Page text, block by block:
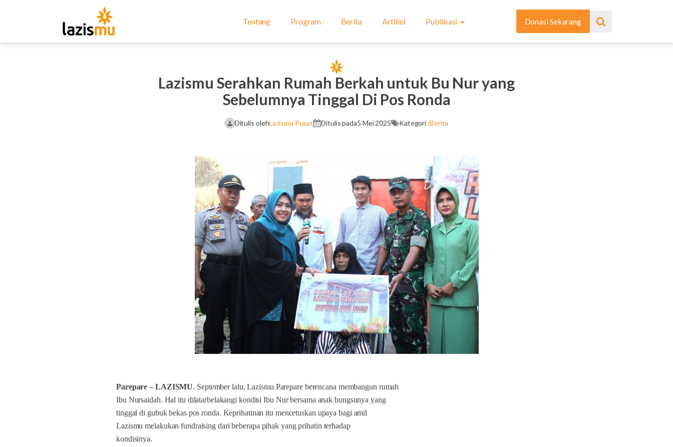
Tentang Program Berita Artikel Publikasi Donasi Sekarang
Lazismu Serahkan Rumah Berkah untuk Bu Nur yang
Sebelumnya Tinggal Di Pos Ronda
Ditulis olehLazismu Pusat Ditulis pada5 Mei 2025 Kategori :Berita
Parepare – LAZISMU. September lalu, Lazismu Parepare berencana membangun rumah
Ibu Nursaidah. Hal itu dilatarbelakangi kondisi Ibu Nur bersama anak bungsunya yang
tinggal di gubuk bekas pos ronda. Keprihatinan itu mencetuskan upaya bagi amil
Lazismu melakukan fundraising dari beberapa pihak yang prihatin terhadap
kondisinya.